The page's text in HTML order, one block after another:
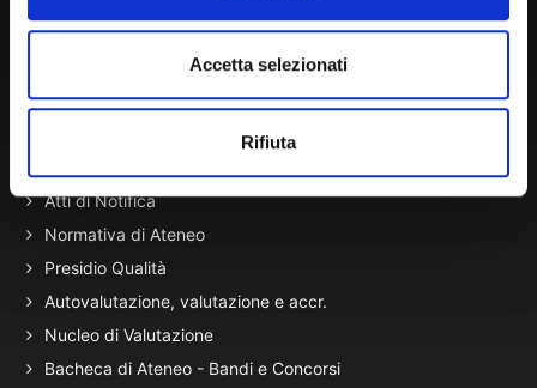
Accetta selezionati
Rifiuta
Amministrazione Trasparente
Portale Amministrazione Trasparente (PAT in fase di
Atti di Notifica
Normativa di Ateneo
Presidio Qualità
Autovalutazione, valutazione e accr.
Nucleo di Valutazione
Bacheca di Ateneo - Bandi e Concorsi